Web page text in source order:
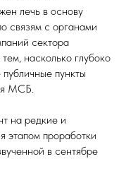
лечь в основу
связям с органами
сектора
насколько глубоко
пункты
МСБ.
на редкие и
этапом проработки
в сентябре